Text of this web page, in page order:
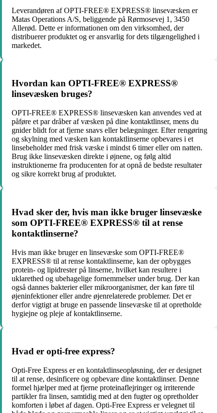
Leverandøren af OPTI-FREE® EXPRESS® linsevæsken er
Matas Operations A/S, beliggende på Rørmosevej 1, 3450
Allerød. Dette er informationen om den virksomhed, der
distribuerer produktet og er ansvarlig for dets tilgængelighed i
markedet.
Hvordan kan OPTI-FREE® EXPRESS®
linsevæsken bruges?
OPTI-FREE® EXPRESS® linsevæsken kan anvendes ved at
påføre et par dråber af væsken på dine kontaktlinser, mens du
gnider blidt for at fjerne snavs eller belægninger. Efter rengøring
og skylning med væsken kan kontaktlinserne opbevares i et
linsebeholder med frisk væske i mindst 6 timer eller om natten.
Brug ikke linsevæsken direkte i øjnene, og følg altid
instruktionerne fra producenten for at opnå de bedste resultater
og sikre korrekt brug af produktet.
Hvad sker der, hvis man ikke bruger linsevæske
som OPTI-FREE® EXPRESS® til at rense
kontaktlinserne?
Hvis man ikke bruger en linsevæske som OPTI-FREE®
EXPRESS® til at rense kontaktlinserne, kan der opbygges
protein- og lipidrester på linserne, hvilket kan resultere i
uklarethed og ubehagelige fornemmelser under brug. Der kan
også dannes bakterier eller mikroorganismer, der kan føre til
øjeninfektioner eller andre øjenrelaterede problemer. Det er
derfor vigtigt at bruge en passende linsevæske til at opretholde
hygiejne og pleje af kontaktlinserne.
Hvad er opti-free express?
Opti-Free Express er en kontaktlinseopløsning, der er designet
til at rense, desinficere og opbevare dine kontaktlinser. Denne
formel hjælper med at fjerne proteinaflejringer og irriterende
partikler fra linsen, samtidig med at den fugter og opretholder
komforten i løbet af dagen. Opti-Free Express er velegnet til